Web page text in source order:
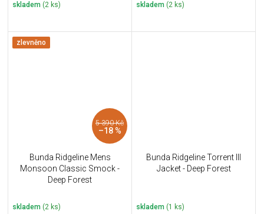
skladem (2 ks) skladem (2 ks)
zlevněno
5 390 Kč
–18 %
Bunda Ridgeline Mens
Monsoon Classic Smock -
Deep Forest
skladem (2 ks)
Bunda Ridgeline Torrent III
Jacket - Deep Forest
skladem (1 ks)